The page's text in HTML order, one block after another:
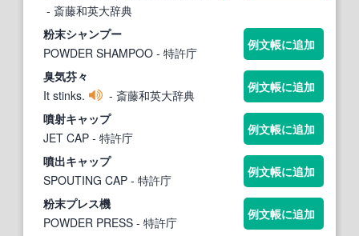
- 斎藤和英大辞典
粉末シャンプー
POWDER SHAMPOO - 特許庁
例文帳に追加
臭気芬々
It stinks.
- 斎藤和英大辞典
例文帳に追加
噴射キャップ
JET CAP - 特許庁
例文帳に追加
噴出キャップ
SPOUTING CAP - 特許庁
例文帳に追加
粉末プレス機
POWDER PRESS - 特許庁
例文帳に追加